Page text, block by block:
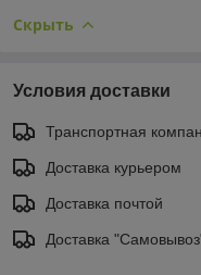
Скрыть
Условия доставки
Транспортная
Доставка курьером
Доставка почтой
Доставка